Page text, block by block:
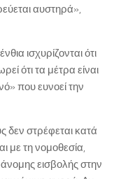
αυστηρά»,
ισχυρίζονται ότι
ότι τα μέτρα είναι
που ευνοεί την
δεν στρέφεται κατά
με τη νομοθεσία,
εισβολής στην